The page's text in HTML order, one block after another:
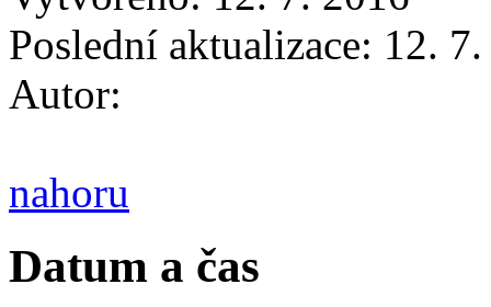
Poslední aktualizace: 12.
Autor:
nahoru
Datum a čas